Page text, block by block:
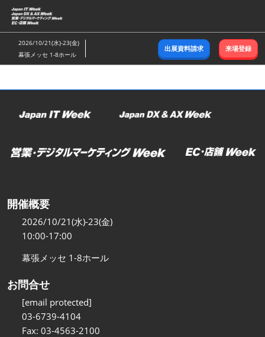
ス
キ
ッ
し
2026/10/21(水)-23(金)
幕張メッセ 1-8ホール
出展資料請求 来場登録
開催概要
2026/10/21(水)-23(金)
10:00-17:00
幕張メッセ 1-8ホール
お問合せ
[email protected]
03-6739-4104
Fax: 03-4563-2100